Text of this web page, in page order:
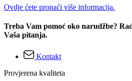
Ovdje ćete pronaći više informacija.
Treba Vam pomoć oko narudžbe?
Vaša pitanja.
Kontakt
Provjerena kvaliteta